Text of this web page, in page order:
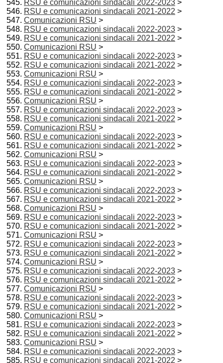
RSU e comunicazioni sindacali 2022-2023 >
RSU e comunicazioni sindacali 2021-2022 >
Comunicazioni RSU >
RSU e comunicazioni sindacali 2022-2023 >
RSU e comunicazioni sindacali 2021-2022 >
Comunicazioni RSU >
RSU e comunicazioni sindacali 2022-2023 >
RSU e comunicazioni sindacali 2021-2022 >
Comunicazioni RSU >
RSU e comunicazioni sindacali 2022-2023 >
RSU e comunicazioni sindacali 2021-2022 >
Comunicazioni RSU >
RSU e comunicazioni sindacali 2022-2023 >
RSU e comunicazioni sindacali 2021-2022 >
Comunicazioni RSU >
RSU e comunicazioni sindacali 2022-2023 >
RSU e comunicazioni sindacali 2021-2022 >
Comunicazioni RSU >
RSU e comunicazioni sindacali 2022-2023 >
RSU e comunicazioni sindacali 2021-2022 >
Comunicazioni RSU >
RSU e comunicazioni sindacali 2022-2023 >
RSU e comunicazioni sindacali 2021-2022 >
Comunicazioni RSU >
RSU e comunicazioni sindacali 2022-2023 >
RSU e comunicazioni sindacali 2021-2022 >
Comunicazioni RSU >
RSU e comunicazioni sindacali 2022-2023 >
RSU e comunicazioni sindacali 2021-2022 >
Comunicazioni RSU >
RSU e comunicazioni sindacali 2022-2023 >
RSU e comunicazioni sindacali 2021-2022 >
Comunicazioni RSU >
RSU e comunicazioni sindacali 2022-2023 >
RSU e comunicazioni sindacali 2021-2022 >
Comunicazioni RSU >
RSU e comunicazioni sindacali 2022-2023 >
RSU e comunicazioni sindacali 2021-2022 >
Comunicazioni RSU >
RSU e comunicazioni sindacali 2022-2023 >
RSU e comunicazioni sindacali 2021-2022 >